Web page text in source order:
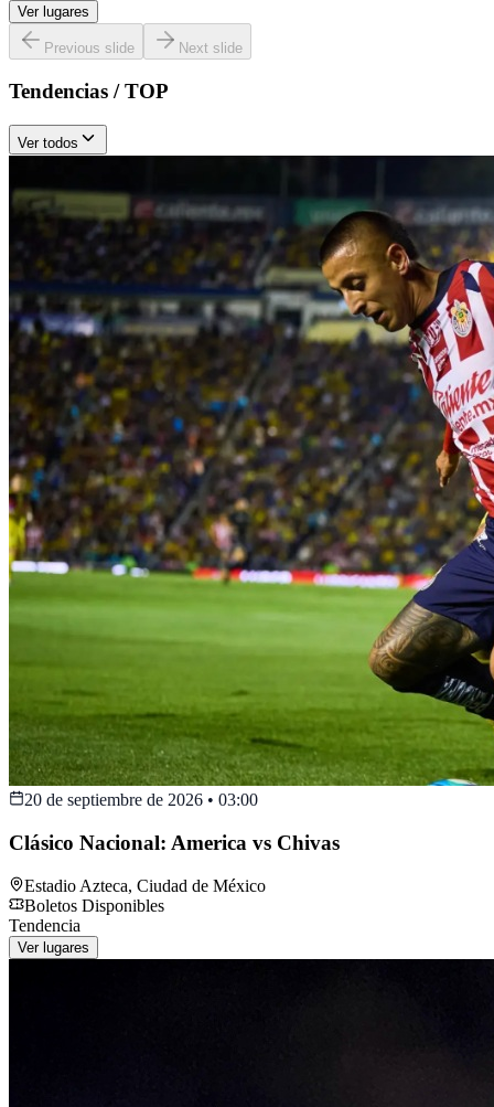
Ver lugares
Previous slide Next slide
Tendencias / TOP
Ver todos
20 de septiembre de 2026 • 03:00
Clásico Nacional: America vs Chivas
Estadio Azteca, Ciudad de México
Boletos Disponibles
Tendencia
Ver lugares